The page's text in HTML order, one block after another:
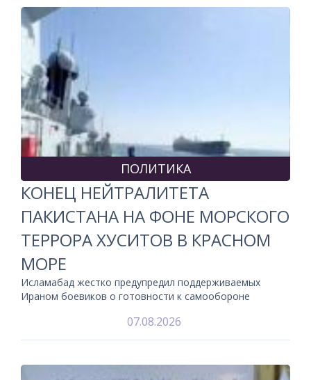
ПОЛИТИКА
КОНЕЦ НЕЙТРАЛИТЕТА
ПАКИСТАНА НА ФОНЕ МОРСКОГО
ТЕРРОРА ХУСИТОВ В КРАСНОМ
МОРЕ
Исламабад жестко предупредил поддерживаемых
Ираном боевиков о готовности к самообороне
07.08.2026